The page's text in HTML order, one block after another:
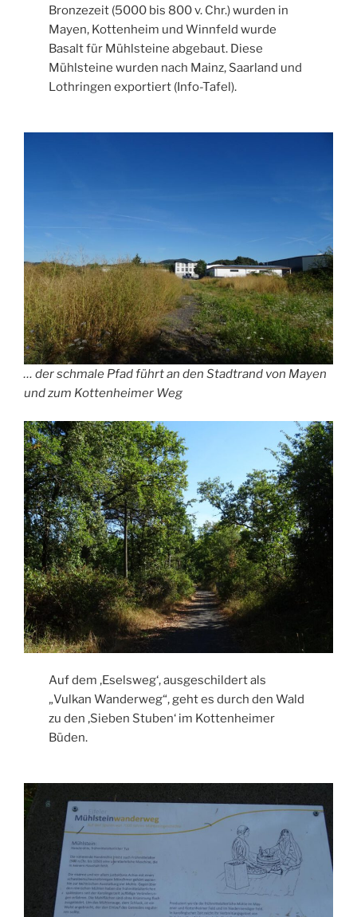
Bronzezeit (5000 bis 800 v. Chr.) wurden in
Mayen, Kottenheim und Winnfeld wurde
Basalt für Mühlsteine abgebaut. Diese
Mühlsteine wurden nach Mainz, Saarland und
Lothringen exportiert (Info-Tafel).
… der schmale Pfad führt an den Stadtrand von Mayen
und zum Kottenheimer Weg
Auf dem ‚Eselsweg‘, ausgeschildert als
„Vulkan Wanderweg“, geht es durch den Wald
zu den ‚Sieben Stuben‘ im Kottenheimer
Büden.